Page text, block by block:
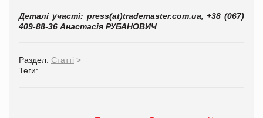
Деталі участі: press(at)trademaster.com.ua, +38 (067)
409-88-36 Анастасія РУБАНОВИЧ
Раздел: Статті >
Теги: